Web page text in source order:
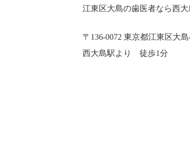
江東区大島の歯医者なら西大
〒136-0072 東京都江東区大島
西大島駅より 徒歩1分